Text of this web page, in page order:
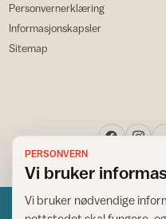
Personvernerklæring
Informasjonskapsler
Sitemap
PERSONVERN
Vi bruker
Vi bruker nødvendige